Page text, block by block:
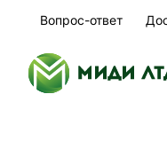
Вопрос-ответ